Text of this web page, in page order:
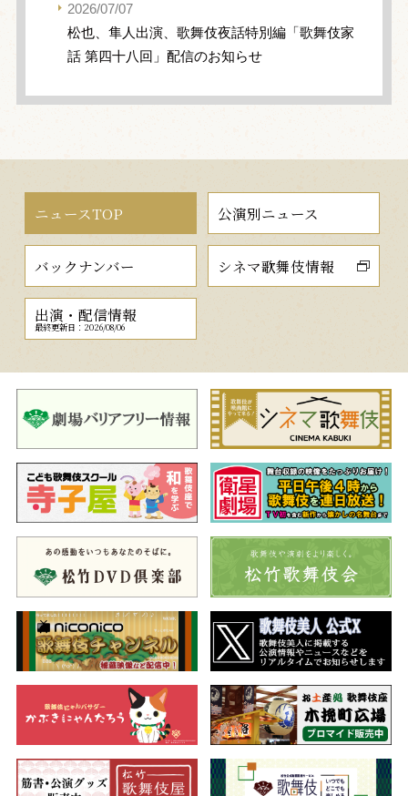
2026/07/07
松也、隼人出演、歌舞伎夜話特別編「歌舞伎家
話 第四十八回」配信のお知らせ
ニュースTOP 公演別ニュース
バックナンバー シネマ歌舞伎情報
出演・配信情報
最終更新日：2026/08/06